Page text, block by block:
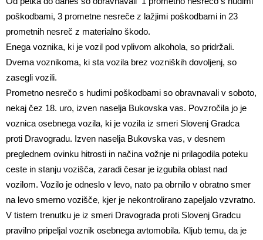
poškodbami, 3 prometne nesreče z lažjimi poškodbami in 23
prometnih nesreč z materialno škodo.
Enega voznika, ki je vozil pod vplivom alkohola, so pridržali.
Dvema voznikoma, ki sta vozila brez vozniških dovoljenj, so
zasegli vozili.
Prometno nesrečo s hudimi poškodbami so obravnavali v soboto,
nekaj čez 18. uro, izven naselja Bukovska vas. Povzročila jo je
voznica osebnega vozila, ki je vozila iz smeri Slovenj Gradca
proti Dravogradu. Izven naselja Bukovska vas, v desnem
preglednem ovinku hitrosti in načina vožnje ni prilagodila poteku
ceste in stanju vozišča, zaradi česar je izgubila oblast nad
vozilom. Vozilo je odneslo v levo, nato pa obrnilo v obratno smer
na levo smerno vozišče, kjer je nekontrolirano zapeljalo vzvratno.
V tistem trenutku je iz smeri Dravograda proti Slovenj Gradcu
pravilno pripeljal voznik osebnega avtomobila. Kljub temu, da je